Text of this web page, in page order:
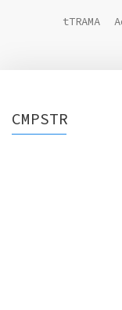
tTRAMA
CMPSTR